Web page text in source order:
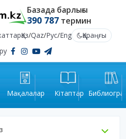
Базада барлығы
390 787термин
Қаз/Qaz/Рус/Eng
Қараңғы
Мақалалар Кітаптар